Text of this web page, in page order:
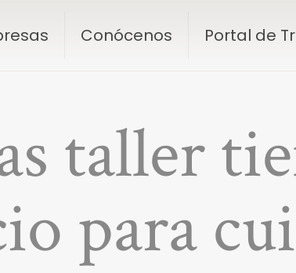
Conócenos Portal de
taller
para